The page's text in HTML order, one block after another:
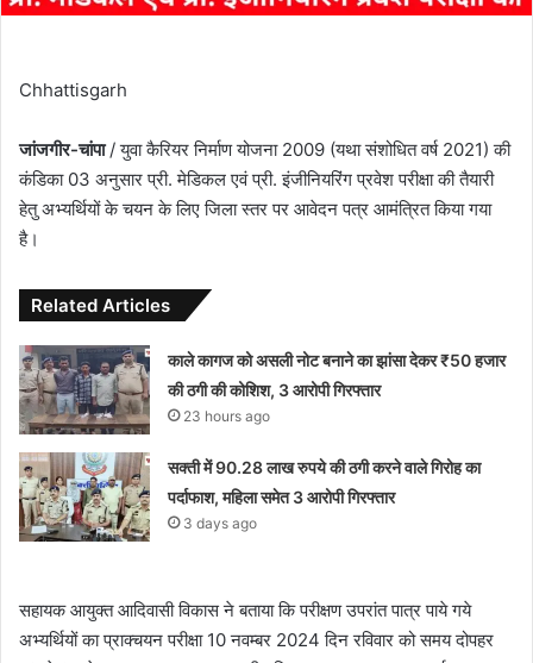
Chhattisgarh
जांजगीर-चांपा/ युवा कैरियर निर्माण योजना 2009 (यथा संशोधित वर्ष 2021) की
कंडिका 03 अनुसार प्री. मेडिकल एवं प्री. इंजीनियरिंग प्रवेश परीक्षा की तैयारी
हेतु अभ्यर्थियों के चयन के लिए जिला स्तर पर आवेदन पत्र आमंत्रित किया गया
है।
Related Articles
काले कागज को असली नोट बनाने का झांसा देकर ₹50 हजार
की ठगी की कोशिश, 3 आरोपी गिरफ्तार
23 hours ago
सक्ती में 90.28 लाख रुपये की ठगी करने वाले गिरोह का
पर्दाफाश, महिला समेत 3 आरोपी गिरफ्तार
3 days ago
सहायक आयुक्त आदिवासी विकास ने बताया कि परीक्षण उपरांत पात्र पाये गये
अभ्यर्थियों का प्राक्चयन परीक्षा 10 नवम्बर 2024 दिन रविवार को समय दोपहर